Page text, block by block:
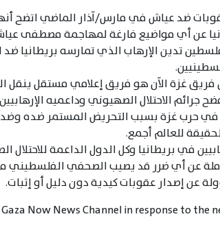
ضد عياش في مارس/آذار الماضي اتضح
عن أي مواضيع فارغة لمهاجمة مصطفى
تدين الإرهاب الذي تمارسه بريطانيا ضد
أن فريق غزة الآن هو فريق إعلامي مستقل ينقل
جرائم الاحتلال الصهيوني وداعميه
حرب غزة بسبب التحريض المستمر ضده وضد
للعالم أجمع.
في بريطانيا وكل الدول الداعمة للاحتلال
عن أي ضرر قد يصيب الصحفي
عن إصدار عقوبات كيدية دون دليل أو إثبات.
Now News Channel in response to the